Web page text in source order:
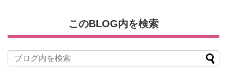
このBLOG内を検索